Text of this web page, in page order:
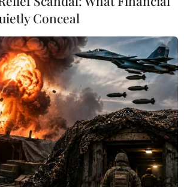
tại Seoul (Hàn Quốc). (Ảnh: AFP/TTXVN)
dịch ngày 28/9, giá vàng châu
gần mức thấp của sáu tháng
phiên trước đó do đồng
Conceal